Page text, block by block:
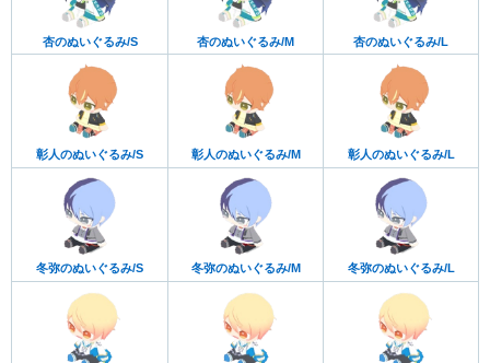
杏のぬいぐるみ/S 杏のぬいぐるみ/M 杏のぬいぐるみ/L
彰人のぬいぐるみ/S 彰人のぬいぐるみ/M 彰人のぬいぐるみ/L
冬弥のぬいぐるみ/S 冬弥のぬいぐるみ/M 冬弥のぬいぐるみ/L